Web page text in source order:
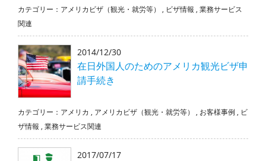
カテゴリー： アメリカビザ（観光・就労等） , ビザ情報 , 業務サービス
関連
2014/12/30
在日外国人のためのアメリカ観光ビザ申
請手続き
カテゴリー： アメリカ , アメリカビザ（観光・就労等） , お客様事例 , ビ
ザ情報 , 業務サービス関連
2017/07/17